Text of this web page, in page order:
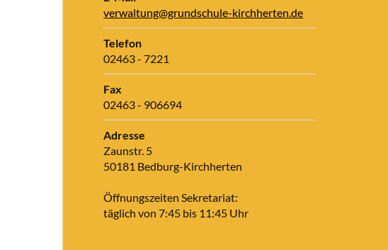
verwaltung@grundschule-kirchherten.de
Telefon
02463 - 7221
Fax
02463 - 906694
Adresse
Zaunstr. 5
50181 Bedburg-Kirchherten
Öffnungszeiten Sekretariat:
täglich von 7:45 bis 11:45 Uhr